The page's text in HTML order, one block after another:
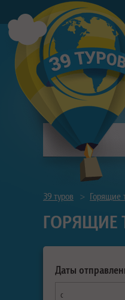
39 туров > Горящие
ГОРЯЩИЕ
Даты
с